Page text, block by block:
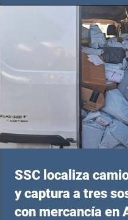
en epicentros bélicos.
SSC localiza
y captura a tres
con mercancía en